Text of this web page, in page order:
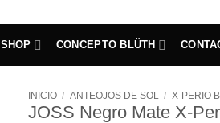
SHOP CONCEPTO BLÜTH
INICIO / ANTEOJOS DE SOL / X-PERIO
JOSS Negro Mate X-